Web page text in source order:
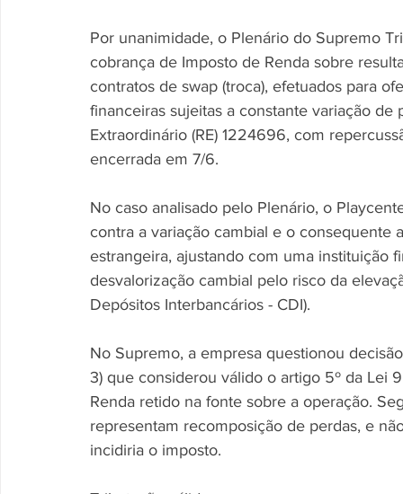
Por unanimidade, o Plenário do Supremo
cobrança de Imposto de Renda sobre
contratos de swap (troca), efetuados para
financeiras sujeitas a constante variação
Extraordinário (RE) 1224696, com
encerrada em 7/6.
No caso analisado pelo Plenário, o
contra a variação cambial e o consequente
estrangeira, ajustando com uma instituição
desvalorização cambial pelo risco da
Depósitos Interbancários - CDI).
No Supremo, a empresa questionou
3) que considerou válido o artigo 5º da Lei
Renda retido na fonte sobre a operação.
representam recomposição de perdas, e
incidiria o imposto.